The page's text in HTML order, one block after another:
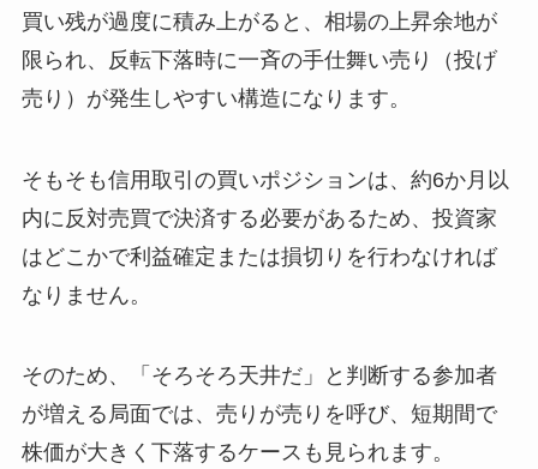
買い残が過度に積み上がると、相場の上昇余地が
限られ、反転下落時に一斉の手仕舞い売り（投げ
売り）が発生しやすい構造になります。
そもそも信用取引の買いポジションは、約6か月以
内に反対売買で決済する必要があるため、投資家
はどこかで利益確定または損切りを行わなければ
なりません。
そのため、「そろそろ天井だ」と判断する参加者
が増える局面では、売りが売りを呼び、短期間で
株価が大きく下落するケースも見られます。